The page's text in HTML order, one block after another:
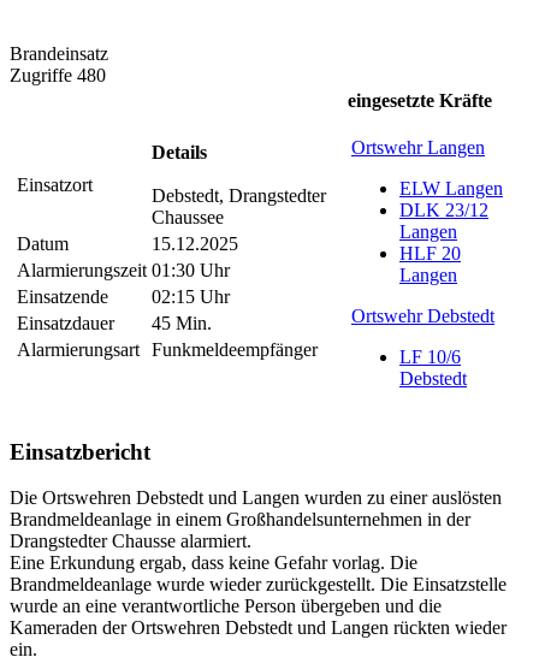
Brandeinsatz
Zugriffe 480
Einsatzort
Details
Debstedt, Drangstedter
Chaussee
Datum
15.12.2025
Alarmierungszeit 01:30 Uhr
Einsatzende
02:15 Uhr
Einsatzdauer
45 Min.
Alarmierungsart Funkmeldeempfänger
eingesetzte Kräfte
Ortswehr Langen
ELW Langen
DLK 23/12
Langen
HLF 20
Langen
Ortswehr Debstedt
LF 10/6
Debstedt
Einsatzbericht
Die Ortswehren Debstedt und Langen wurden zu einer auslösten
Brandmeldeanlage in einem Großhandelsunternehmen in der
Drangstedter Chausse alarmiert.
Eine Erkundung ergab, dass keine Gefahr vorlag. Die
Brandmeldeanlage wurde wieder zurückgestellt. Die Einsatzstelle
wurde an eine verantwortliche Person übergeben und die
Kameraden der Ortswehren Debstedt und Langen rückten wieder
ein.